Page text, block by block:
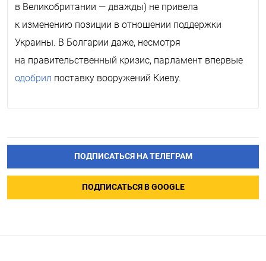
в Великобритании — дважды) не привела
к изменению позиции в отношении поддержки
Украины. В Болгарии даже, несмотря
на правительственный кризис, парламент впервые
одобрил поставку вооружений Киеву.
ПОДПИСАТЬСЯ НА ТЕЛЕГРАМ
ПОДПИСАТЬСЯ В GOOGLE